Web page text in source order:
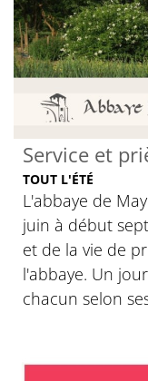
Service et
TOUT L'ÉTÉ
L'abbaye de
juin à début
et de la vie de
l'abbaye. Un
chacun selon